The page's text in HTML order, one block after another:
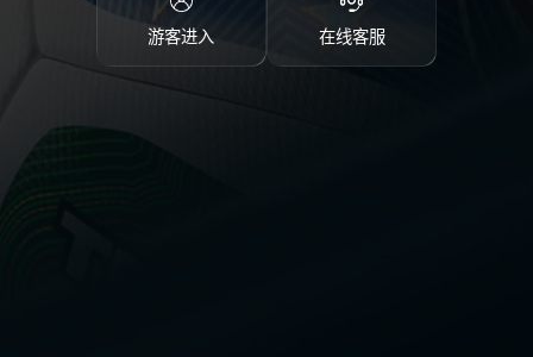
游客进入 在线客服